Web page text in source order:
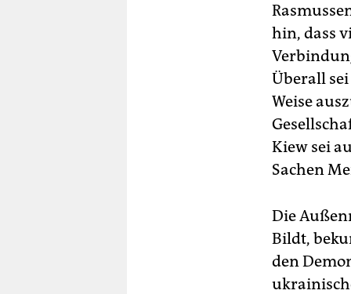
hin, dass
Überall sei
Weise
Kiew sei
Sachen
Die
Bildt,
den